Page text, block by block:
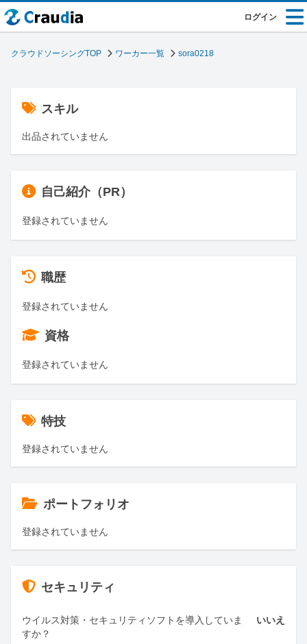
ログイン
クラウドソーシングTOP ワーカー一覧 sora0218
スキル
出品されていません
自己紹介（PR）
登録されていません
職歴
登録されていません
資格
登録されていません
特技
登録されていません
ポートフォリオ
登録されていません
セキュリティ
ウイルス対策・セキュリティソフトを導入していま
すか？
いいえ